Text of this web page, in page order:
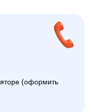
(оформить